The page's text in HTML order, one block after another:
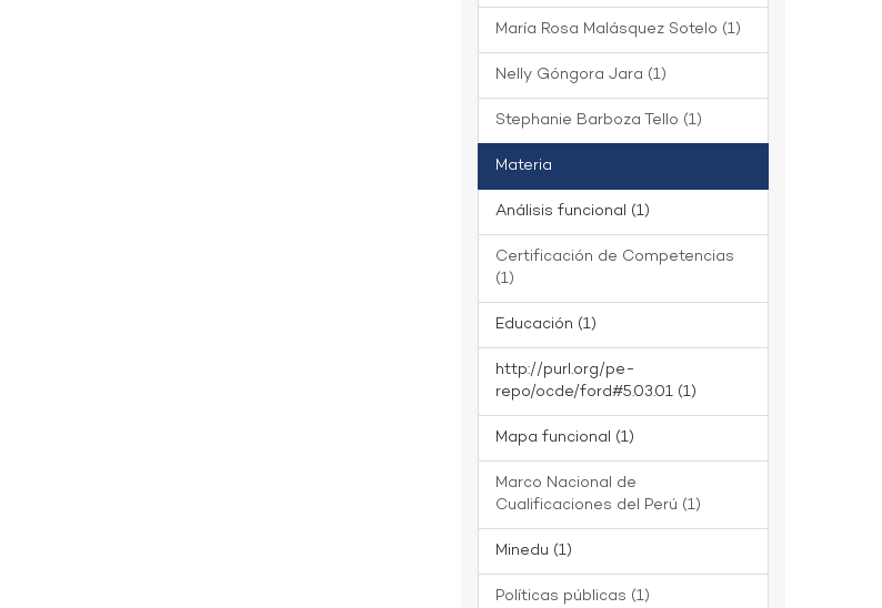
María Rosa Malásquez Sotelo (1)
Nelly Góngora Jara (1)
Stephanie Barboza Tello (1)
Materia
Análisis funcional (1)
Certificación de Competencias
(1)
Educación (1)
http://purl.org/pe-
repo/ocde/ford#5.03.01 (1)
Mapa funcional (1)
Marco Nacional de
Cualificaciones del Perú (1)
Minedu (1)
Políticas públicas (1)